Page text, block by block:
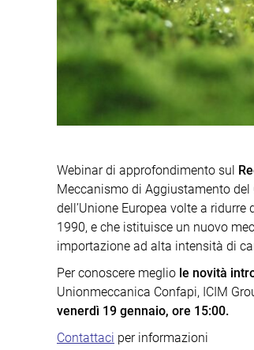
Webinar di approfondimento sul
Meccanismo di Aggiustamento
dell’Unione Europea volte a
1990, e che istituisce un nuovo
importazione ad alta intensità di
Per conoscere meglio le novità
Unionmeccanica Confapi, ICIM
venerdì 19 gennaio, ore 15:00.
Contattaci per informazioni